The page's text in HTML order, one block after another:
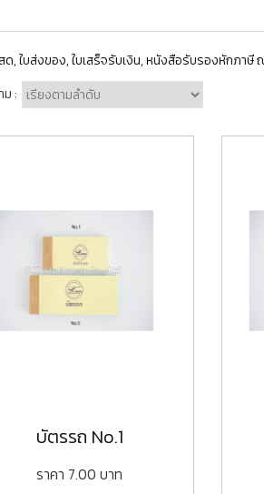
ด, ใบส่งของ, ใบเสร็จรับเงิน, หนังสือรับรองหักภาษี
ม :
บัตรรถ No.1
ราคา 7.00 บาท